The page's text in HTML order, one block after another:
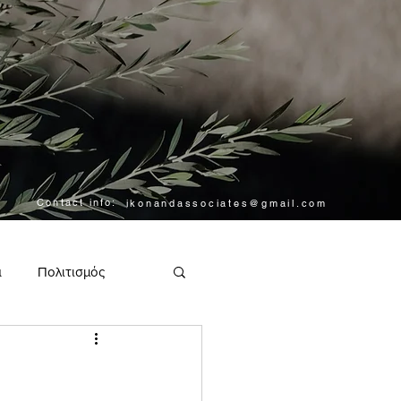
ikonandassociates@gmail.com
Contact info:
Πολιτισμός